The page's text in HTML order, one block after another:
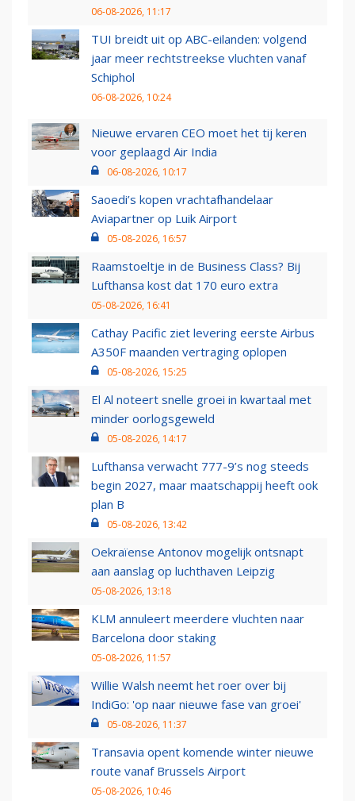
06-08-2026, 11:17
TUI breidt uit op ABC-eilanden: volgend
jaar meer rechtstreekse vluchten vanaf
Schiphol
06-08-2026, 10:24
Nieuwe ervaren CEO moet het tij keren
voor geplaagd Air India
06-08-2026, 10:17
Saoedi’s kopen vrachtafhandelaar
Aviapartner op Luik Airport
05-08-2026, 16:57
Raamstoeltje in de Business Class? Bij
Lufthansa kost dat 170 euro extra
05-08-2026, 16:41
Cathay Pacific ziet levering eerste Airbus
A350F maanden vertraging oplopen
05-08-2026, 15:25
El Al noteert snelle groei in kwartaal met
minder oorlogsgeweld
05-08-2026, 14:17
Lufthansa verwacht 777-9’s nog steeds
begin 2027, maar maatschappij heeft ook
plan B
05-08-2026, 13:42
Oekraïense Antonov mogelijk ontsnapt
aan aanslag op luchthaven Leipzig
05-08-2026, 13:18
KLM annuleert meerdere vluchten naar
Barcelona door staking
05-08-2026, 11:57
Willie Walsh neemt het roer over bij
IndiGo: 'op naar nieuwe fase van groei'
05-08-2026, 11:37
Transavia opent komende winter nieuwe
route vanaf Brussels Airport
05-08-2026, 10:46